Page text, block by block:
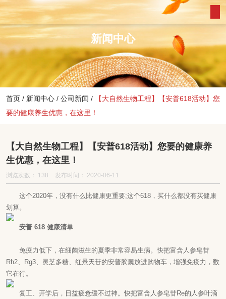
新闻中心
首页 / 新闻中心 / 公司新闻 /
【大自然生物工程】【安普618活动】您
要的健康养生优惠，在这里！
【大自然生物工程】【安普618活动】您要的健康养
生优惠，在这里！
浏览次数： 138 发布时间： 2020-06-11
这个2020年，没有什么比健康更重要;这个618，买什么都没有买健康
划算。
安普 618 健康清单
免疫力低下，在细菌滋生的夏季非常容易生病。快把富含 人参皂苷
Rh2、Rg3、灵芝多糖、红景天苷的安普胶囊放进购物车，增强免疫力，数
它在行。
复工、开学后，日益疲惫缓不过神。快把富含人参皂苷Re的人参叶滴